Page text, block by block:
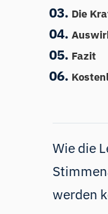
Die
Fazit
Wie die
werden